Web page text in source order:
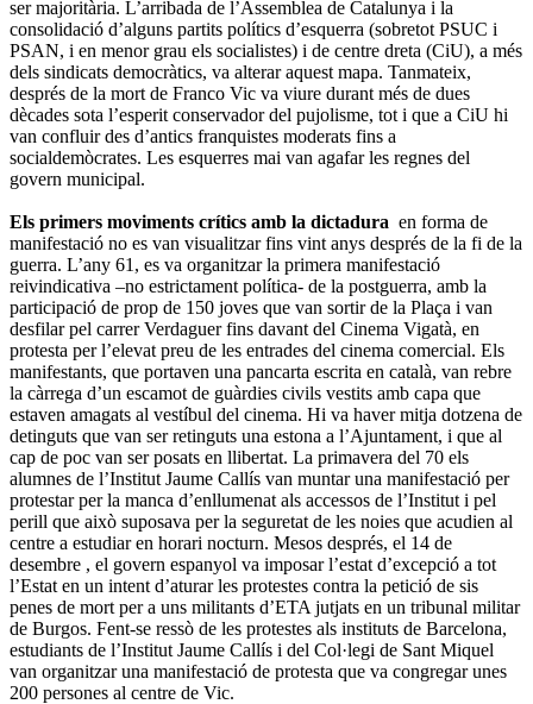
ser majoritària. L’arribada de l’Assemblea de Catalunya i la
consolidació d’alguns partits polítics d’esquerra (sobretot PSUC i
PSAN, i en menor grau els socialistes) i de centre dreta (CiU), a més
dels sindicats democràtics, va alterar aquest mapa. Tanmateix,
després de la mort de Franco Vic va viure durant més de dues
dècades sota l’esperit conservador del pujolisme, tot i que a CiU hi
van confluir des d’antics franquistes moderats fins a
socialdemòcrates. Les esquerres mai van agafar les regnes del
govern municipal.
Els primers moviments crítics amb la dictadura en forma de
manifestació no es van visualitzar fins vint anys després de la fi de la
guerra. L’any 61, es va organitzar la primera manifestació
reivindicativa –no estrictament política- de la postguerra, amb la
participació de prop de 150 joves que van sortir de la Plaça i van
desfilar pel carrer Verdaguer fins davant del Cinema Vigatà, en
protesta per l’elevat preu de les entrades del cinema comercial. Els
manifestants, que portaven una pancarta escrita en català, van rebre
la càrrega d’un escamot de guàrdies civils vestits amb capa que
estaven amagats al vestíbul del cinema. Hi va haver mitja dotzena de
detinguts que van ser retinguts una estona a l’Ajuntament, i que al
cap de poc van ser posats en llibertat. La primavera del 70 els
alumnes de l’Institut Jaume Callís van muntar una manifestació per
protestar per la manca d’enllumenat als accessos de l’Institut i pel
perill que això suposava per la seguretat de les noies que acudien al
centre a estudiar en horari nocturn. Mesos després, el 14 de
desembre , el govern espanyol va imposar l’estat d’excepció a tot
l’Estat en un intent d’aturar les protestes contra la petició de sis
penes de mort per a uns militants d’ETA jutjats en un tribunal militar
de Burgos. Fent-se ressò de les protestes als instituts de Barcelona,
estudiants de l’Institut Jaume Callís i del Col·legi de Sant Miquel
van organitzar una manifestació de protesta que va congregar unes
200 persones al centre de Vic.